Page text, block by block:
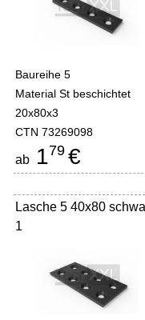
Baureihe 5
Material St beschichtet
20x80x3
CTN 73269098
ab 179 €
Lasche 5 40x80
1